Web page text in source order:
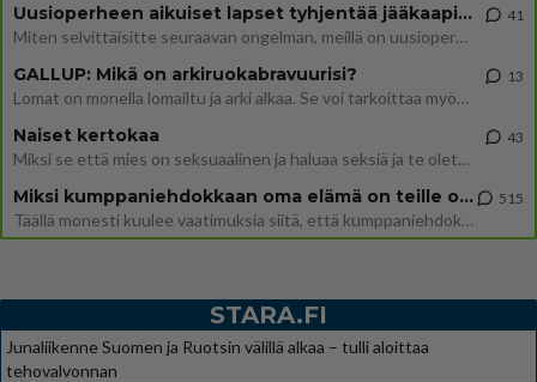
Uusioperheen aikuiset lapset tyhjentää jääkaapin käydessään
Miten selvittäisitte seuraavan ongelman, meillä on uusioperhe, minulla teini-ikäiset lapset ja puolisolla aikuiset, jotk
41
GALLUP: Mikä on arkiruokabravuurisi?
Lomat on monella lomailtu ja arki alkaa. Se voi tarkoittaa myös sitä, että grillailut on grillattu ja palataan arjen ruo
13
Naiset kertokaa
Miksi se että mies on seksuaalinen ja haluaa seksiä ja te olette hänen mielestänne haluttava on vastenmielistä? Mikä sii
43
Miksi kumppaniehdokkaan oma elämä on teille ongelma?
Täällä monesti kuulee vaatimuksia siitä, että kumppaniehdokkaalla ei saisi olla lemmikkejä, lapsia, kavereita, eksiä, su
515
STARA.FI
Junaliikenne Suomen ja Ruotsin välillä alkaa – tulli aloittaa
tehovalvonnan